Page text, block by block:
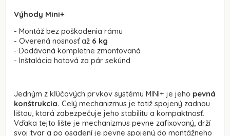
Výhody Mini+
- Montáž bez poškodenia rámu
- Overená nosnosť až 6 kg
- Dodávaná kompletne zmontovaná
- Inštalácia hotová za pár sekúnd
Jedným z kľúčových prvkov systému MINI+ je jeho pevná
konštrukcia. Celý mechanizmus je totiž spojený zadnou
lištou, ktorá zabezpečuje jeho stabilitu a kompaktnosť.
Vďaka tejto lište je mechanizmus pevne zafixovaný, drží
svoj tvar a po osadení je pevne spojený do montážneho